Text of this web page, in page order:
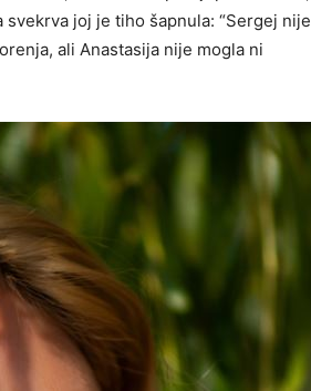
joj je tiho šapnula: “Sergej nije
ali Anastasija nije mogla ni